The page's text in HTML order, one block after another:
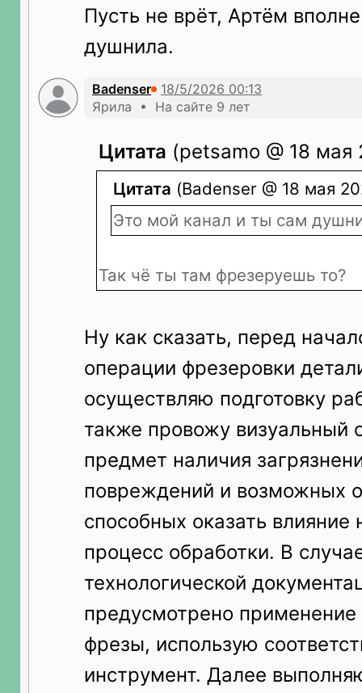
Пусть не врёт, Артём
душнила.
Badenser
Ярила • На сайте 9 лет
Цитата (petsamo @ 18
Цитата (Badenser @ 18 мая
Это мой канал и ты сам
Так чё ты там фрезеруешь то?
Ну как сказать, перед
операции фрезеровки
осуществляю подготовку
также провожу визуальный
предмет наличия
повреждений и возможных
способных оказать
процесс обработки. В
технологической
предусмотрено применение
фрезы, использую
инструмент. Далее